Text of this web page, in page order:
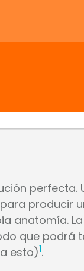
perfecta.
producir
anatomía.
que podrá
esto)1.